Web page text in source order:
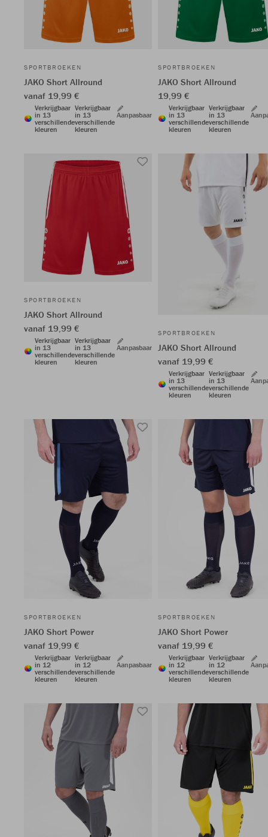
SPORTBROEKEN
JAKO Short Allround
vanaf 19,99 €
Verkrijgbaar
in 13
verschillende
kleuren
Verkrijgbaar
in 13
verschillende
kleuren
Aanpasbaar
SPORTBROEKEN
JAKO Short Allround
19,99 €
Verkrijgbaar
in 13
verschillende
kleuren
Verkrijgbaar
in 13
verschillende
kleuren
SPORTBROEKEN
JAKO Short Allround
vanaf 19,99 €
Verkrijgbaar
in 13
verschillende
kleuren
Verkrijgbaar
in 13
verschillende
kleuren
Aanpasbaar
SPORTBROEKEN
JAKO Short Allround
vanaf 19,99 €
Verkrijgbaar
in 13
verschillende
kleuren
Verkrijgbaar
in 13
verschillende
kleuren
SPORTBROEKEN
JAKO Short Power
vanaf 19,99 €
Verkrijgbaar
in 12
verschillende
kleuren
Verkrijgbaar
in 12
verschillende
kleuren
Aanpasbaar
SPORTBROEKEN
JAKO Short Power
vanaf 19,99 €
Verkrijgbaar
in 12
verschillende
kleuren
Verkrijgbaar
in 12
verschillende
kleuren